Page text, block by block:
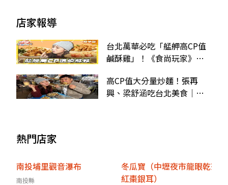
店家報導
台北萬華必吃「艋舺高CP值
鹹酥雞」！《食尚玩家》推
高CP值大分量炒麵！張再
興、梁舒涵吃台北美食｜
熱門店家
南投埔里觀音瀑布
南投縣
冬瓜寶（中壢夜市龍眼乾茶
紅棗銀耳）